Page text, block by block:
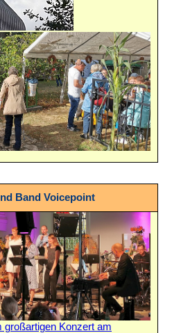
Band Voicepoint
großartigen Konzert am